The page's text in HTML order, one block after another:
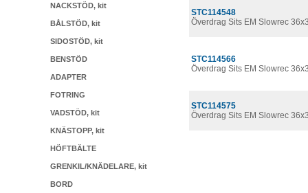
NACKSTÖD, kit
BÅLSTÖD, kit
SIDOSTÖD, kit
BENSTÖD
ADAPTER
FOTRING
VADSTÖD, kit
KNÄSTOPP, kit
HÖFTBÄLTE
GRENKIL/KNÄDELARE, kit
BORD
STC114548
Överdrag Sits EM Slowrec
STC114566
Överdrag Sits EM Slowrec
STC114575
Överdrag Sits EM Slowrec